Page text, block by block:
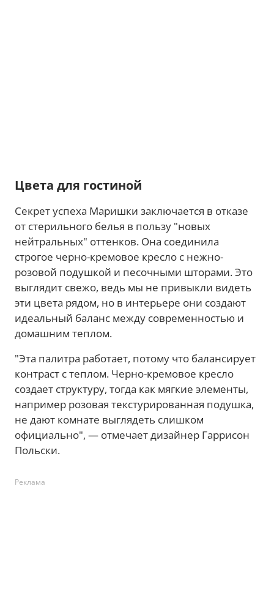
Цвета для гостиной
Секрет успеха Маришки заключается в отказе
от стерильного белья в пользу "новых
нейтральных" оттенков. Она соединила
строгое черно-кремовое кресло с нежно-
розовой подушкой и песочными шторами. Это
выглядит свежо, ведь мы не привыкли видеть
эти цвета рядом, но в интерьере они создают
идеальный баланс между современностью и
домашним теплом.
"Эта палитра работает, потому что балансирует
контраст с теплом. Черно-кремовое кресло
создает структуру, тогда как мягкие элементы,
например розовая текстурированная подушка,
не дают комнате выглядеть слишком
официально", — отмечает дизайнер Гаррисон
Польски.
Реклама